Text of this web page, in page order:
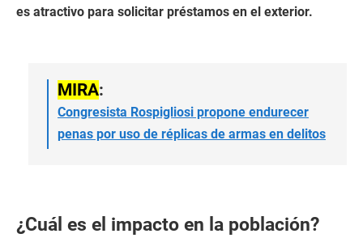
es atractivo para solicitar préstamos en el exterior.
MIRA:
Congresista Rospigliosi propone endurecer
penas por uso de réplicas de armas en delitos
¿Cuál es el impacto en la población?